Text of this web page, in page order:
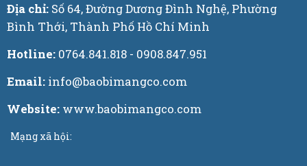
Địa chỉ: Số 64, Đường Dương Đình Nghệ, Phường
Bình Thới, Thành Phố Hồ Chí Minh
Hotline: 0764.841.818 - 0908.847.951
Email: info@baobimangco.com
Website: www.baobimangco.com
Mạng xã hội: